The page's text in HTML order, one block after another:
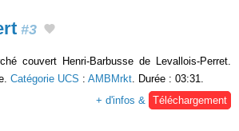
#3
couvert Henri-Barbusse de Levallois-Perret.
Catégorie UCS : AMBMrkt . Durée : 03:31.
+ d'infos &
Téléchargement